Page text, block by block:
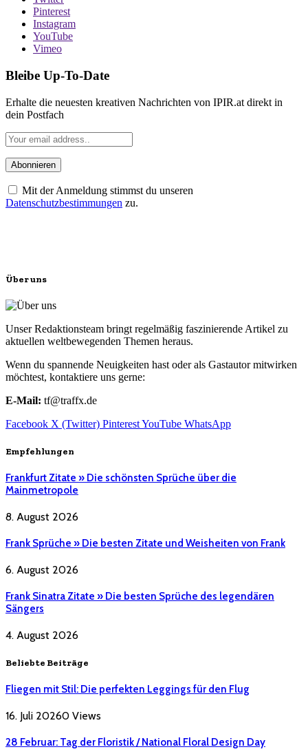
Pinterest
Instagram
YouTube
Vimeo
Bleibe Up-To-Date
Erhalte die neuesten kreativen Nachrichten von IPIR.at direkt in
dein Postfach
Mit der Anmeldung stimmst du unseren
Datenschutzbestimmungen zu.
Über uns
Unser Redaktionsteam bringt regelmäßig faszinierende Artikel zu
aktuellen weltbewegenden Themen heraus.
Wenn du spannende Neuigkeiten hast oder als Gastautor mitwirken
möchtest, kontaktiere uns gerne:
E-Mail: tf@traffx.de
Facebook X (Twitter) PinterestYouTube WhatsApp
Empfehlungen
Frankfurt Zitate » Die schönsten Sprüche über die
Mainmetropole
8. August 2026
Frank Sprüche » Die besten Zitate und Weisheiten von Frank
6. August 2026
Frank Sinatra Zitate » Die besten Sprüche des legendären
Sängers
4. August 2026
Beliebte Beiträge
Fliegen mit Stil: Die perfekten Leggings für den Flug
16. Juli 20260 Views
28 Februar: Tag der Floristik / National Floral Design Day